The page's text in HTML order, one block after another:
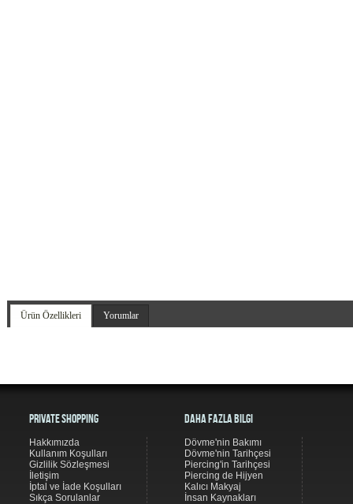
Ürün Özellikleri Yorumlar
Private Shopping
Hakkımızda
Kullanım Koşulları
Gizlilik Sözleşmesi
İletişim
İptal ve İade Koşulları
Sıkça Sorulanlar
Daha Fazla Bilgi
Dövme'nin Bakımı
Dövme'nin Tarihçesi
Piercing'in Tarihçesi
Piercing de Hijyen
Kalıcı Makyaj
İnsan Kaynakları